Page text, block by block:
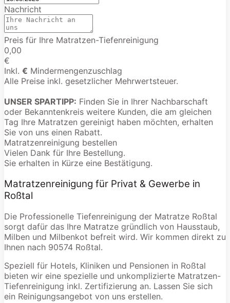
Nachricht
Preis für Ihre Matratzen-Tiefenreinigung
0,00
€
Inkl. € Mindermengenzuschlag
Alle Preise inkl. gesetzlicher Mehrwertsteuer.
UNSER SPARTIPP: Finden Sie in Ihrer Nachbarschaft
oder Bekanntenkreis weitere Kunden, die am gleichen
Tag Ihre Matratzen gereinigt haben möchten, erhalten
Sie von uns einen Rabatt.
Matratzenreinigung bestellen
Vielen Dank für Ihre Bestellung.
Sie erhalten in Kürze eine Bestätigung.
Matratzenreinigung für Privat & Gewerbe in
Roßtal
Die Professionelle Tiefenreinigung der Matratze Roßtal
sorgt dafür das Ihre Matratze gründlich von Hausstaub,
Milben und Milbenkot befreit wird. Wir kommen direkt zu
Ihnen nach 90574 Roßtal.
Speziell für Hotels, Kliniken und Pensionen in Roßtal
bieten wir eine spezielle und unkomplizierte Matratzen-
Tiefenreinigung inkl. Zertifizierung an. Lassen Sie sich
ein Reinigungsangebot von uns erstellen.